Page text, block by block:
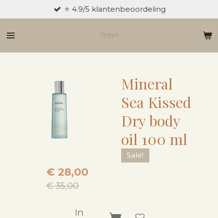
direct
naar
hoofdinhoud
⭐ 4.9/5 klantenbeoordeling
Mineral
Sea Kissed
Dry body
oil 100 ml
Sale!
€ 28,00
€ 35,00
In